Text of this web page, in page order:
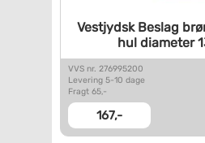
Vestjydsk Beslag
hul diameter
VVS nr. 276995200
Levering 5-10 dage
Fragt 65,-
167,-